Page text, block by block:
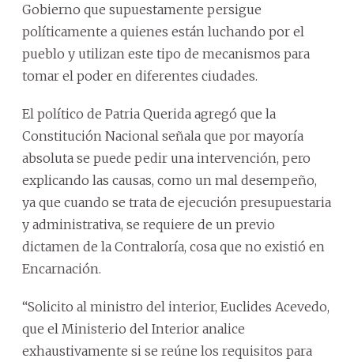
Gobierno que supuestamente persigue
políticamente a quienes están luchando por el
pueblo y utilizan este tipo de mecanismos para
tomar el poder en diferentes ciudades.
El político de Patria Querida agregó que la
Constitución Nacional señala que por mayoría
absoluta se puede pedir una intervención, pero
explicando las causas, como un mal desempeño,
ya que cuando se trata de ejecución presupuestaria
y administrativa, se requiere de un previo
dictamen de la Contraloría, cosa que no existió en
Encarnación.
“Solicito al ministro del interior, Euclides Acevedo,
que el Ministerio del Interior analice
exhaustivamente si se reúne los requisitos para